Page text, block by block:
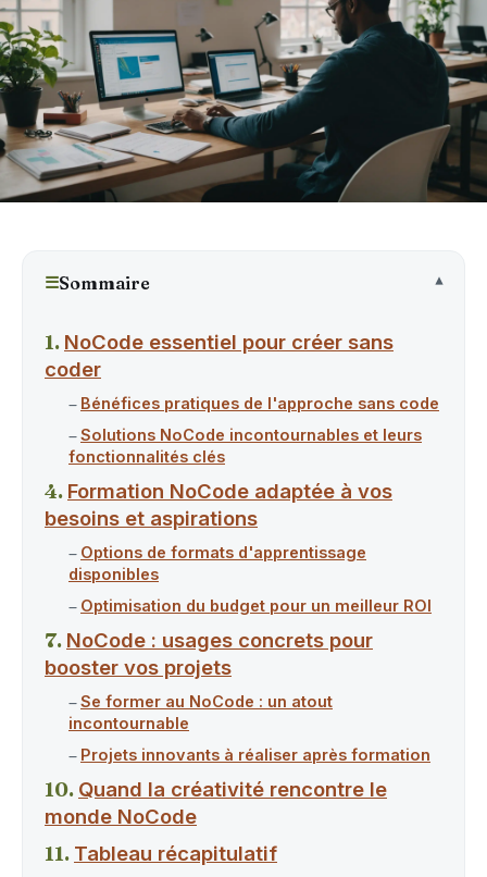
☰Sommaire
NoCode essentiel pour créer sans
coder
Bénéfices pratiques de l'approche sans code
Solutions NoCode incontournables et leurs
fonctionnalités clés
Formation NoCode adaptée à vos
besoins et aspirations
Options de formats d'apprentissage
disponibles
Optimisation du budget pour un meilleur ROI
NoCode : usages concrets pour
booster vos projets
Se former au NoCode : un atout
incontournable
Projets innovants à réaliser après formation
Quand la créativité rencontre le
monde NoCode
Tableau récapitulatif